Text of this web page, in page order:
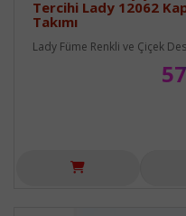
Tercihi Lady 12062
Takımı
Lady Füme Renkli ve Çiçek